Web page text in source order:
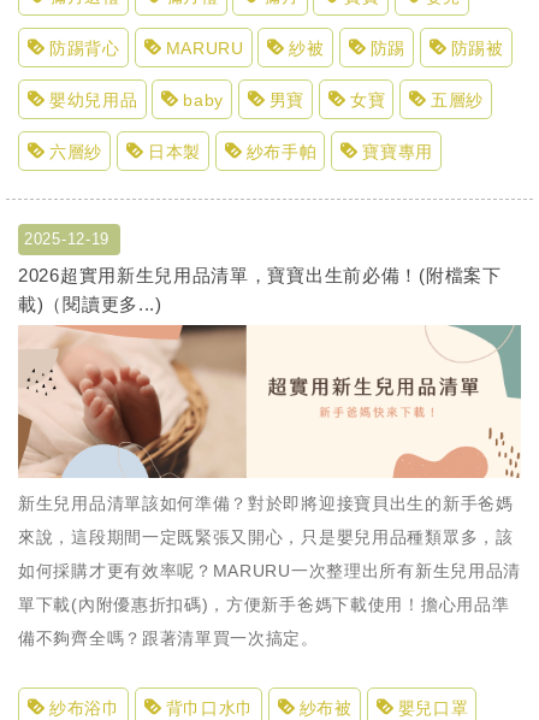
防踢背心 MARURU 紗被 防踢 防踢被
嬰幼兒用品 baby 男寶 女寶 五層紗
六層紗 日本製 紗布手帕 寶寶專用
2025-12-19
2026超實用新生兒用品清單，寶寶出生前必備！(附檔案下
載)（閱讀更多...)
新生兒用品清單該如何準備？對於即將迎接寶貝出生的新手爸媽
來說，這段期間一定既緊張又開心，只是嬰兒用品種類眾多，該
如何採購才更有效率呢？MARURU一次整理出所有新生兒用品清
單下載(內附優惠折扣碼)，方便新手爸媽下載使用！擔心用品準
備不夠齊全嗎？跟著清單買一次搞定。
紗布浴巾 背巾口水巾 紗布被 嬰兒口罩